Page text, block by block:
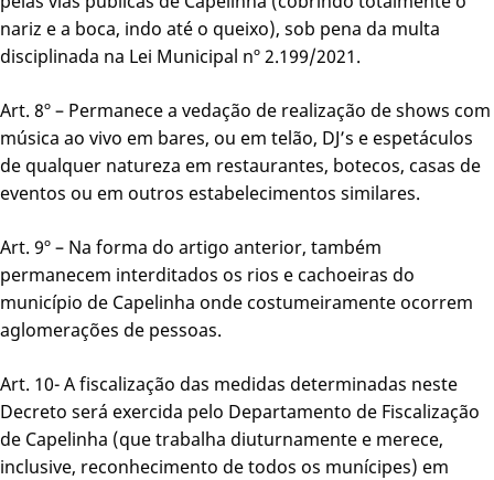
nariz e a boca, indo até o queixo), sob pena da multa
disciplinada na Lei Municipal nº 2.199/2021.
Art. 8º – Permanece a vedação de realização de shows com
música ao vivo em bares, ou em telão, DJ’s e espetáculos
de qualquer natureza em restaurantes, botecos, casas de
eventos ou em outros estabelecimentos similares.
Art. 9º – Na forma do artigo anterior, também
permanecem interditados os rios e cachoeiras do
município de Capelinha onde costumeiramente ocorrem
aglomerações de pessoas.
Art. 10- A fiscalização das medidas determinadas neste
Decreto será exercida pelo Departamento de Fiscalização
de Capelinha (que trabalha diuturnamente e merece,
inclusive, reconhecimento de todos os munícipes) em